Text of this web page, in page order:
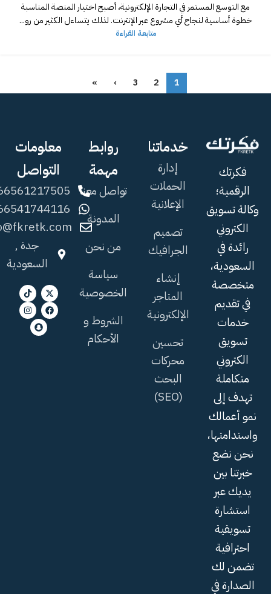
مع التوسع المستمر في التجارة الإلكترونية، أصبح اختيار المنصة المناسبة
خطوة أساسية لنجاح أي مشروع عبر الإنترنت. لذلك يتساءل الكثير من رو...
متابعة القراءة
1
2
3
›
»
فكرتك
الرقمية؛
وكالة تسويق
الكتروني
رائدة في
السعودية،
متخصصة
في تقديم
خدمات
تسويق
الكتروني
متكاملة
تهدف إلى
نمو أعمالك
واستدامتها،
نحن نضع
خبرتنا بين
يديك عبر
استشارة
تسويقية
احترافية
تضمن لك
الصدارة في
خدماتنا
إدارة
الحملات
الإعلانية
تصميم
الجرافيك
إنشاء
المتاجر
الإلكترونية
تحسين
محركات
البحث
(SEO)
روابط
مهمة
تواصل معنا
المدونة
من نحن
سياسة
الخصوصية
الشروط و
الأحكام
معلومات
التواصل
جدة ,
السعودية